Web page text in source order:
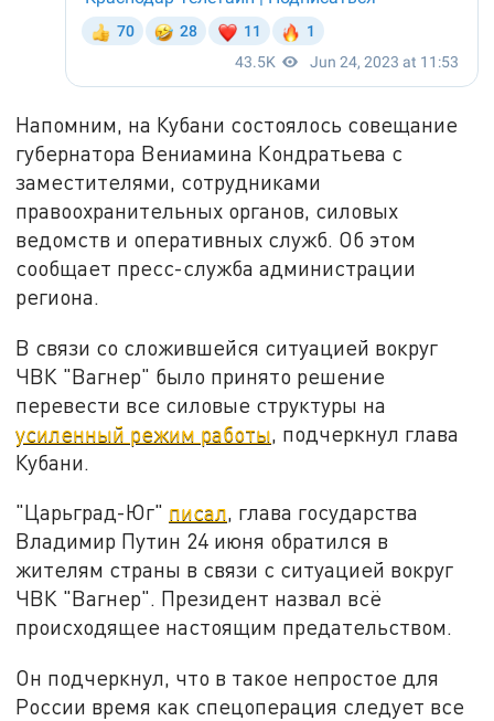
Напомним, на Кубани состоялось совещание
губернатора Вениамина Кондратьева с
заместителями, сотрудниками
правоохранительных органов, силовых
ведомств и оперативных служб. Об этом
сообщает пресс-служба администрации
региона.
В связи со сложившейся ситуацией вокруг
ЧВК "Вагнер" было принято решение
перевести все силовые структуры на
усиленный режим работы, подчеркнул глава
Кубани.
"Царьград-Юг" писал, глава государства
Владимир Путин 24 июня обратился в
жителям страны в связи с ситуацией вокруг
ЧВК "Вагнер". Президент назвал всё
происходящее настоящим предательством.
Он подчеркнул, что в такое непростое для
России время как спецоперация следует все